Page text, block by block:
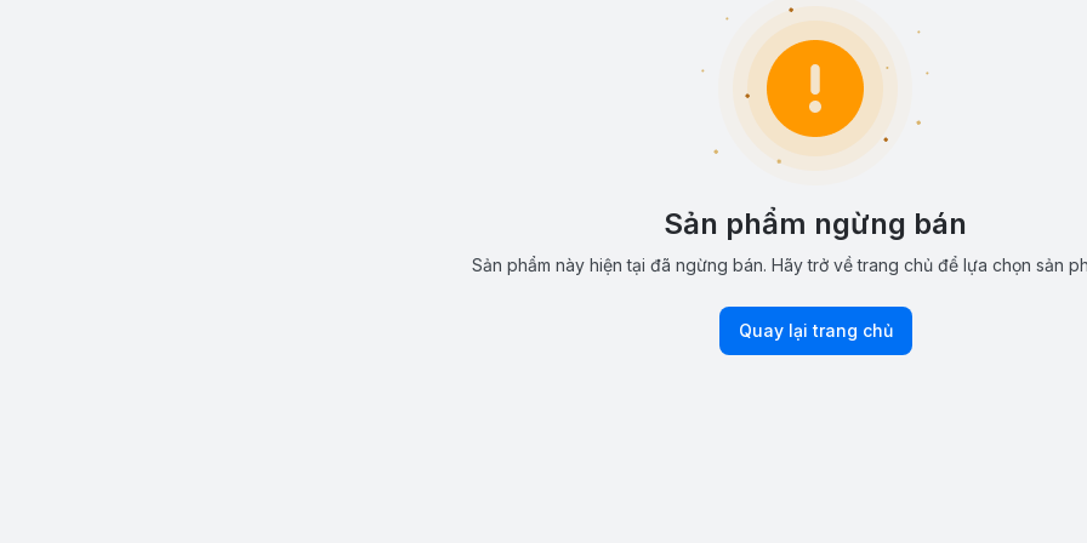
Sản phẩm ngừng bán
Sản phẩm này hiện tại đã ngừng bán. Hãy trở về trang chủ để lựa chọn sản
Quay lại trang chủ